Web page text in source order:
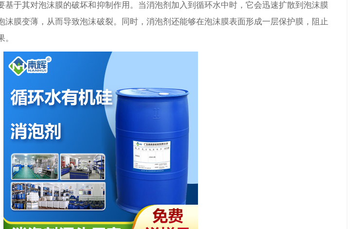
基于其对泡沫膜的破坏和抑制作用。当消泡剂加入到循环水中时，它会迅速扩散到泡沫膜
沫膜变薄，从而导致泡沫破裂。同时，消泡剂还能够在泡沫膜表面形成一层保护膜，阻止